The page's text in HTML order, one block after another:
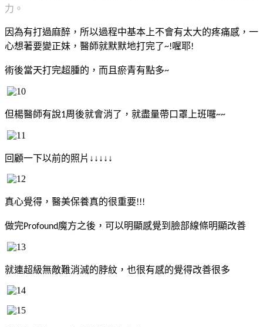
力。
因為有打過麻醉，所以過程中基本上不會有太大的疼痛感，一
心想著要變正妹，醫師就默默地打完了~!喔耶!
術後當天打完超腫的，而且瘀青有點多~
但楊醫師有說1周後就會消了，就盡量帶口罩上班囉~~
回顧一下以前的照片↓↓↓↓↓
真心覺得，醫美保養真的很重要!!!
做完Profound魔方之後，可以明顯感覺到臉部線條明顯改善
就連超級無敵難消滅的脖紋，也很有感的覺得改善很多